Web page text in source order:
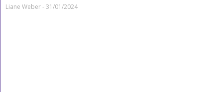
Liane Weber 31/01/2024